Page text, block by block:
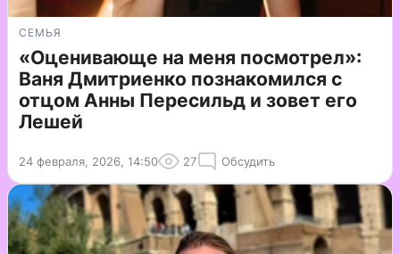
СЕМЬЯ
«Оценивающе на меня посмотрел»:
Ваня Дмитриенко познакомился с
отцом Анны Пересильд и зовет его
Лешей
24 февраля, 2026, 14:50 27 Обсудить